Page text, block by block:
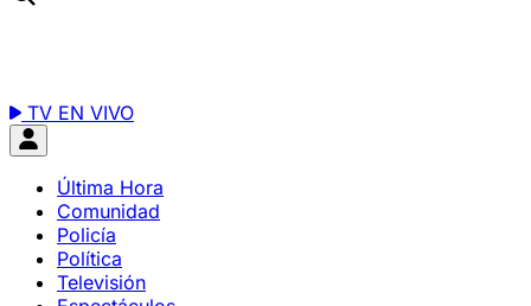
TV EN VIVO
Última Hora
Comunidad
Policía
Política
Televisión